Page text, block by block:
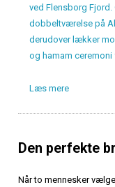
ved Flensborg
dobbeltværelse på
derudover lækker
og hamam ceremoni
Læs mere
Den perfekte
Når to mennesker